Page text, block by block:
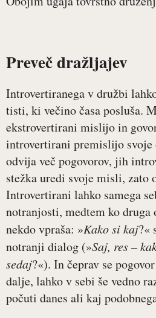
Preveč dražljajev
Introvertiranega v družbi
tisti, ki večino časa posluša.
ekstrovertirani mislijo in
introvertirani premislijo svoje
odvija več pogovorov, jih
stežka uredi svoje misli, zato
Introvertirani lahko samega
notranjosti, medtem ko druga
nekdo vpraša: »Kako si kaj?«
notranji dialog (»Saj, res –
sedaj?«). In čeprav se
dalje, lahko v sebi še vedno
počuti danes ali kaj